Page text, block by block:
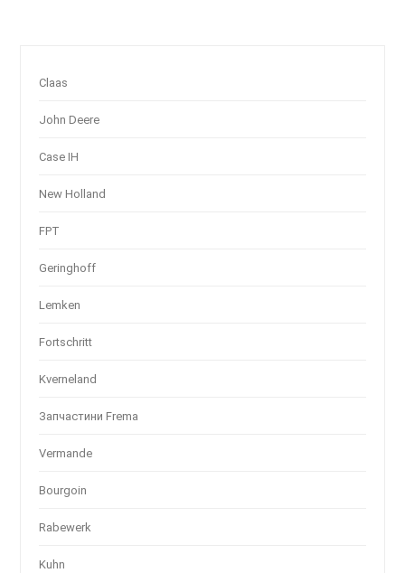
Claas
John Deere
Case IH
New Holland
FPT
Geringhoff
Lemken
Fortschritt
Kverneland
Запчастини Frema
Vermande
Bourgoin
Rabewerk
Kuhn